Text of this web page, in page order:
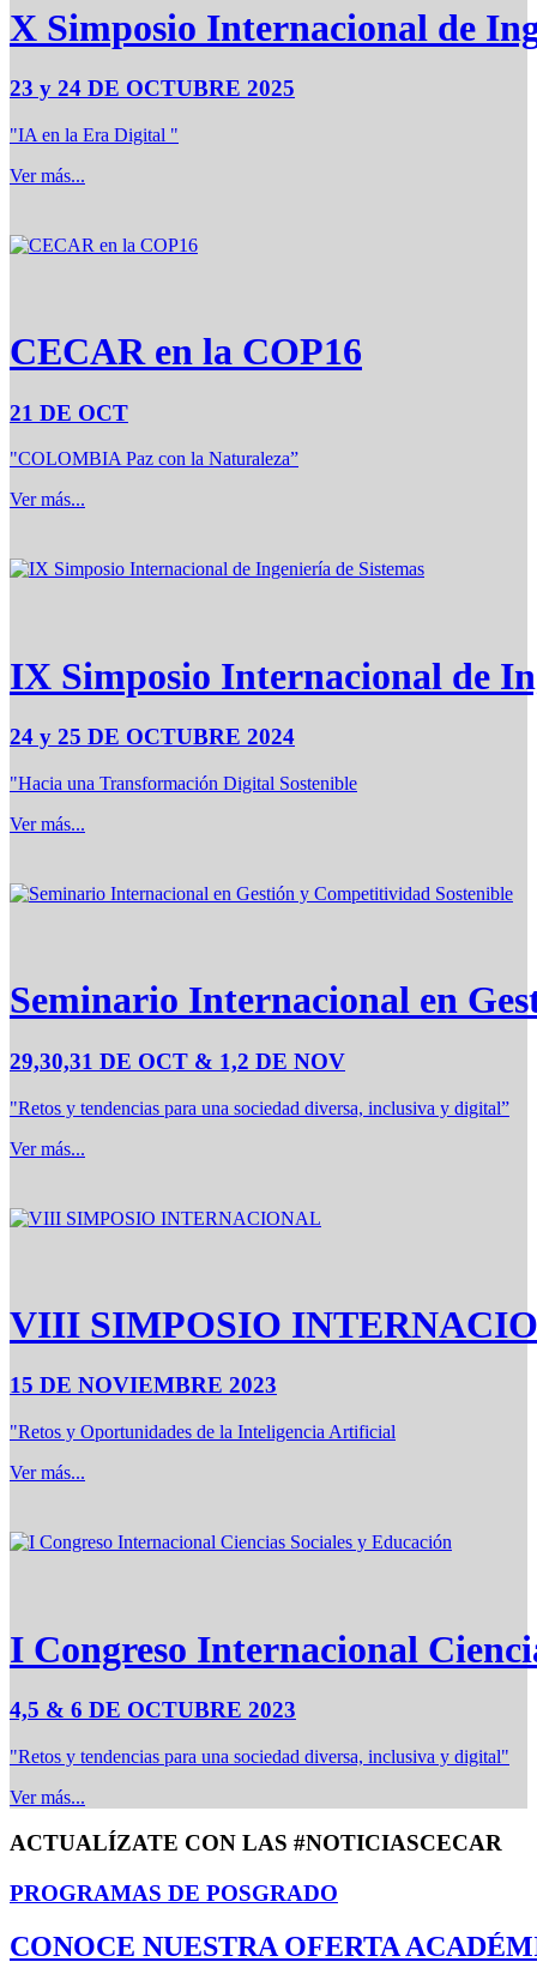
X Simposio Internacional de
23 y 24 DE OCTUBRE 2025
"IA en la Era Digital "
Ver más...
CECAR en la COP16
21 DE OCT
"COLOMBIA Paz con la Naturaleza”
Ver más...
IX Simposio Internacional de
24 y 25 DE OCTUBRE 2024
"Hacia una Transformación Digital Sostenible
Ver más...
Seminario Internacional en
29,30,31 DE OCT & 1,2 DE NOV
"Retos y tendencias para una sociedad diversa, inclusiva y digital”
Ver más...
VIII SIMPOSIO
15 DE NOVIEMBRE 2023
"Retos y Oportunidades de la Inteligencia Artificial
Ver más...
I Congreso Internacional
4,5 & 6 DE OCTUBRE 2023
"Retos y tendencias para una sociedad diversa, inclusiva y digital"
Ver más...
ACTUALÍZATE CON LAS #NOTICIASCECAR
PROGRAMAS DE POSGRADO
CONOCE NUESTRA OFERTA